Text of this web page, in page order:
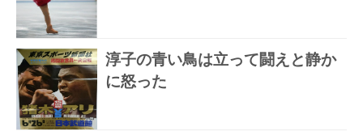
淳子の青い鳥は立って闘えと静か
に怒った